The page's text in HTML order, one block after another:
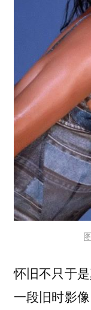
怀旧不只于
一段旧时影